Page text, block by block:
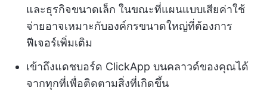
และธุรกิจขนาดเล็ก ในขณะที่แผนแบบเสียค่าใช้
จ่ายอาจเหมาะกับองค์กรขนาดใหญ่ที่ต้องการ
ฟีเจอร์เพิ่มเติม
เข้าถึงแดชบอร์ด ClickApp บนคลาวด์ของคุณได้
จากทุกที่เพื่อติดตามสิ่งที่เกิดขึ้น